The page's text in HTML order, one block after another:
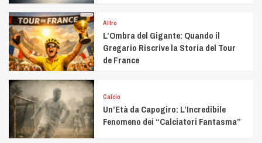
Altro
L’Ombra del Gigante: Quando il
Gregario Riscrive la Storia del Tour
de France
Calcio
Un’Età da Capogiro: L’Incredibile
Fenomeno dei “Calciatori Fantasma”